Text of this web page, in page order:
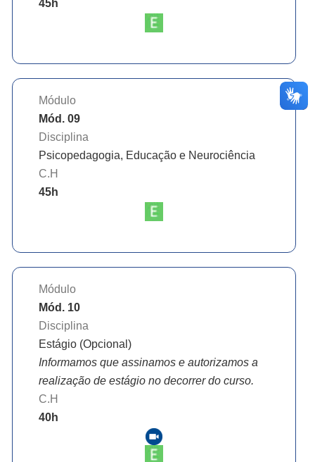
45h
Módulo
Mód. 09
Disciplina
Psicopedagogia, Educação e Neurociência
C.H
45h
Módulo
Mód. 10
Disciplina
Estágio (Opcional)
Informamos que assinamos e autorizamos a
realização de estágio no decorrer do curso.
C.H
40h